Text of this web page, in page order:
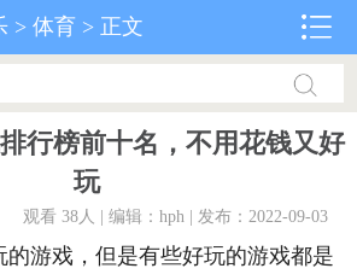
>体育 > 正文
行榜前十名，不用花钱又好
玩
观看 38人 | 编辑：hph | 发布：2022-09-03
的游戏，但是有些好玩的游戏都是